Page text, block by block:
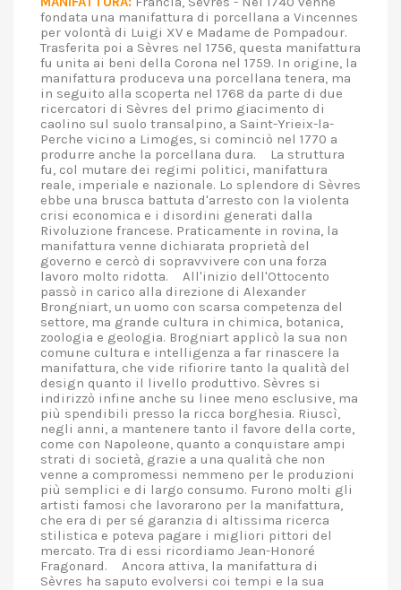
fondata una manifattura di porcellana a Vincennes
per volontà di Luigi XV e Madame de Pompadour.
Trasferita poi a Sèvres nel 1756, questa manifattura
fu unita ai beni della Corona nel 1759. In origine, la
manifattura produceva una porcellana tenera, ma
in seguito alla scoperta nel 1768 da parte di due
ricercatori di Sèvres del primo giacimento di
caolino sul suolo transalpino, a Saint-Yrieix-la-
Perche vicino a Limoges, si cominciò nel 1770 a
produrre anche la porcellana dura. La struttura
fu, col mutare dei regimi politici, manifattura
reale, imperiale e nazionale. Lo splendore di Sèvres
ebbe una brusca battuta d'arresto con la violenta
crisi economica e i disordini generati dalla
Rivoluzione francese. Praticamente in rovina, la
manifattura venne dichiarata proprietà del
governo e cercò di sopravvivere con una forza
lavoro molto ridotta. All'inizio dell'Ottocento
passò in carico alla direzione di Alexander
Brongniart, un uomo con scarsa competenza del
settore, ma grande cultura in chimica, botanica,
zoologia e geologia. Brogniart applicò la sua non
comune cultura e intelligenza a far rinascere la
manifattura, che vide rifiorire tanto la qualità del
design quanto il livello produttivo. Sèvres si
indirizzò infine anche su linee meno esclusive, ma
più spendibili presso la ricca borghesia. Riuscì,
negli anni, a mantenere tanto il favore della corte,
come con Napoleone, quanto a conquistare ampi
strati di società, grazie a una qualità che non
venne a compromessi nemmeno per le produzioni
più semplici e di largo consumo. Furono molti gli
artisti famosi che lavorarono per la manifattura,
che era di per sé garanzia di altissima ricerca
stilistica e poteva pagare i migliori pittori del
mercato. Tra di essi ricordiamo Jean-Honoré
Fragonard. Ancora attiva, la manifattura di
Sèvres ha saputo evolversi coi tempi e la sua